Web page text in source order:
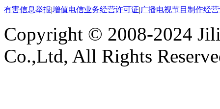
有害信息举报|增值电信业务经营许可证|广播电视节目制作经
Copyright © 2008-2024
Co.,Ltd, All Rights